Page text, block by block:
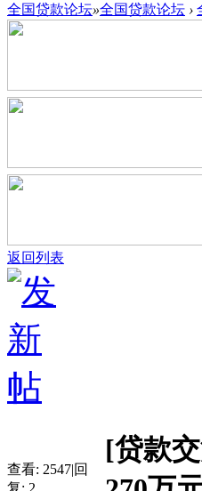
全国贷款论坛»全国贷款论坛 ›
返回列表
查看: 2547|回
复: 2
[贷款